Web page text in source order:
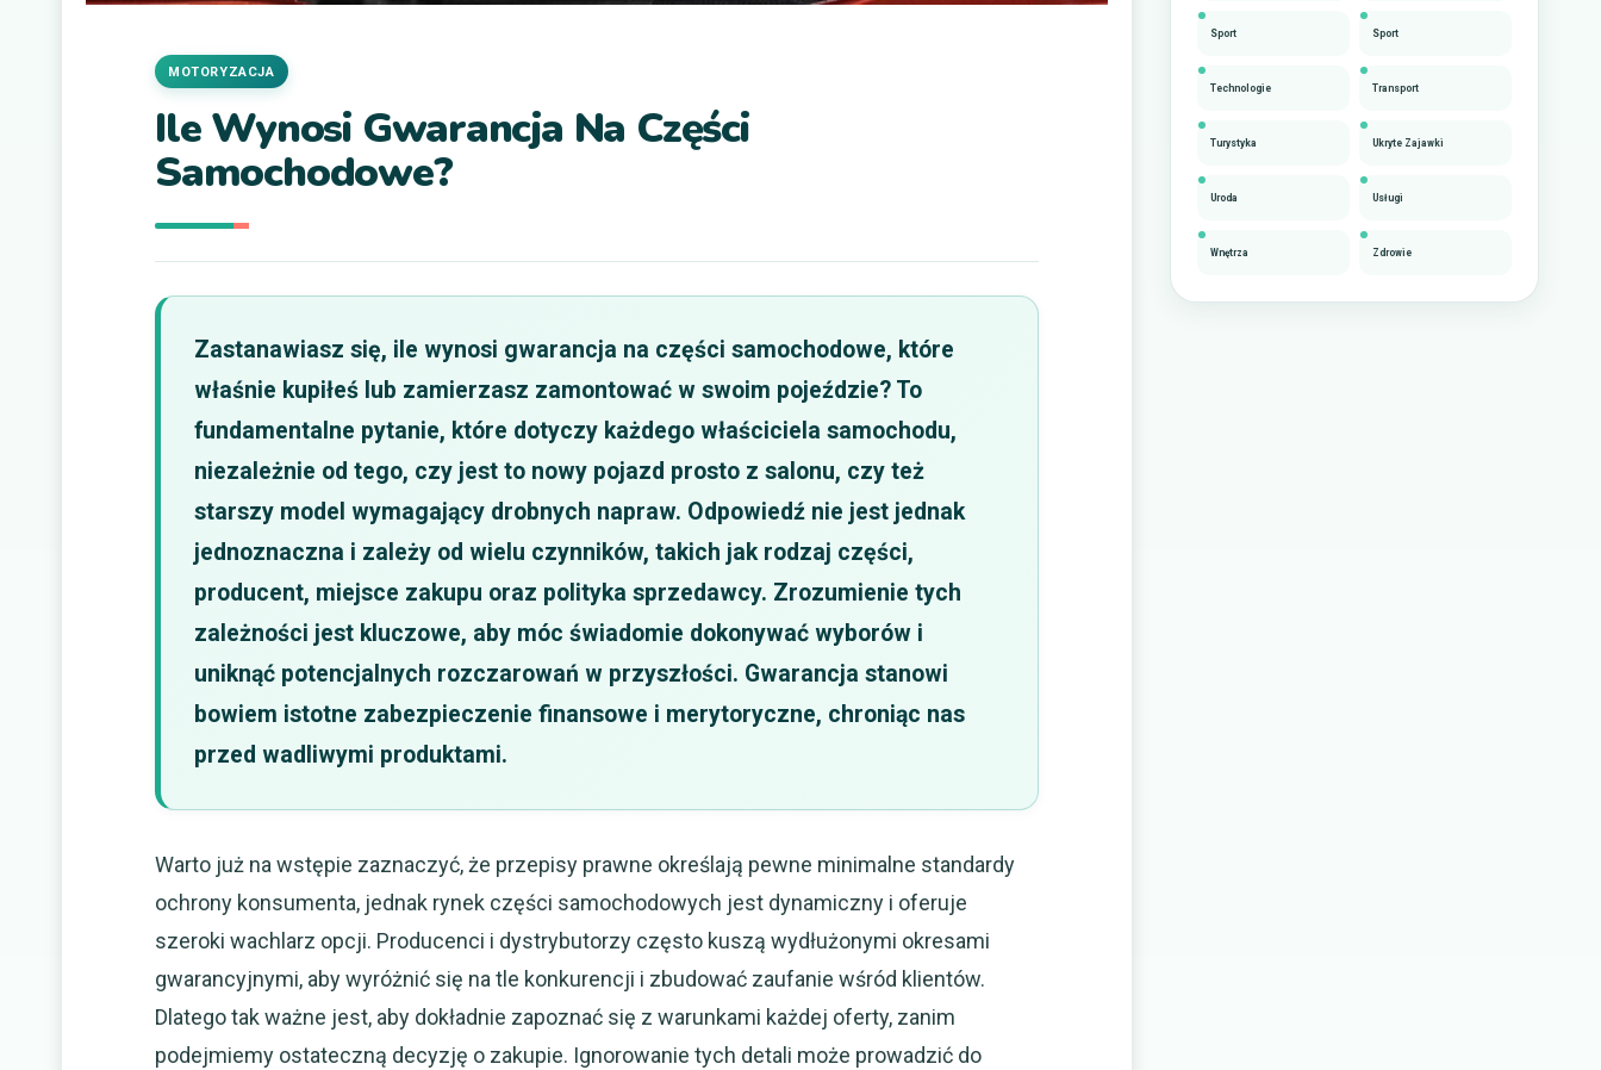
Ile Wynosi Gwarancja Na Części
Samochodowe?
MOTORYZACJA
Zastanawiasz się, ile wynosi gwarancja na części samochodowe, które
właśnie kupiłeś lub zamierzasz zamontować w swoim pojeździe? To
fundamentalne pytanie, które dotyczy każdego właściciela samochodu,
niezależnie od tego, czy jest to nowy pojazd prosto z salonu, czy też
starszy model wymagający drobnych napraw. Odpowiedź nie jest jednak
jednoznaczna i zależy od wielu czynników, takich jak rodzaj części,
producent, miejsce zakupu oraz polityka sprzedawcy. Zrozumienie tych
zależności jest kluczowe, aby móc świadomie dokonywać wyborów i
uniknąć potencjalnych rozczarowań w przyszłości. Gwarancja stanowi
bowiem istotne zabezpieczenie finansowe i merytoryczne, chroniąc nas
przed wadliwymi produktami.
Warto już na wstępie zaznaczyć, że przepisy prawne określają pewne minimalne standardy
ochrony konsumenta, jednak rynek części samochodowych jest dynamiczny i oferuje
szeroki wachlarz opcji. Producenci i dystrybutorzy często kuszą wydłużonymi okresami
gwarancyjnymi, aby wyróżnić się na tle konkurencji i zbudować zaufanie wśród klientów.
Dlatego tak ważne jest, aby dokładnie zapoznać się z warunkami każdej oferty, zanim
podejmiemy ostateczną decyzję o zakupie. Ignorowanie tych detali może prowadzić do
Sport Sport
Technologie Transport
Turystyka Ukryte Zajawki
Uroda Usługi
Wnętrza Zdrowie